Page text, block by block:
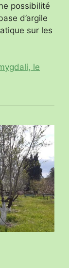
possibilité
d’argile
sur les
le